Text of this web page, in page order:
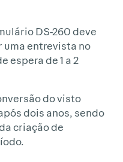
DS-260 deve
uma entrevista no
espera de 1 a 2
do visto
dois anos, sendo
criação de